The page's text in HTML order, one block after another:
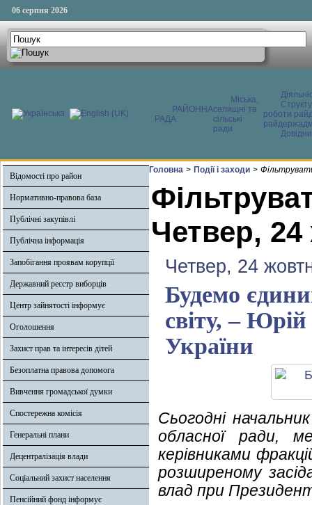
06 серпня 2026
РАЙОННА
РАДА
Міська,
селищні та
сільські
ради
роботи
Відомості про район
Нормативно-правова база
Публічні закупівлі
Публічна інформація
Запобігання проявам корупції
Державний реєстр виборців
Центр зайнятості інформує
Оголошення
Захист прав та інтересів дітей
Безоплатна правова допомога
Вивчення громадської думки
Спостережна комісія
Генеральні плани
Децентралізація влади
Соціальний захист населення
Пенсійний фонд інформує
Головна > Події і заходи >
Четвер,
Четвер, 24
Будемо
світу, –
України
Сьогодні
обласної ради,
керівниками
розширеному
влад при